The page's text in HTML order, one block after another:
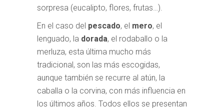
sorpresa (eucalipto, flores, frutas…).
En el caso del pescado, el mero, el
lenguado, la dorada, el rodaballo o la
merluza, esta última mucho más
tradicional, son las más escogidas,
aunque también se recurre al atún, la
caballa o la corvina, con más influencia en
los últimos años. Todos ellos se presentan